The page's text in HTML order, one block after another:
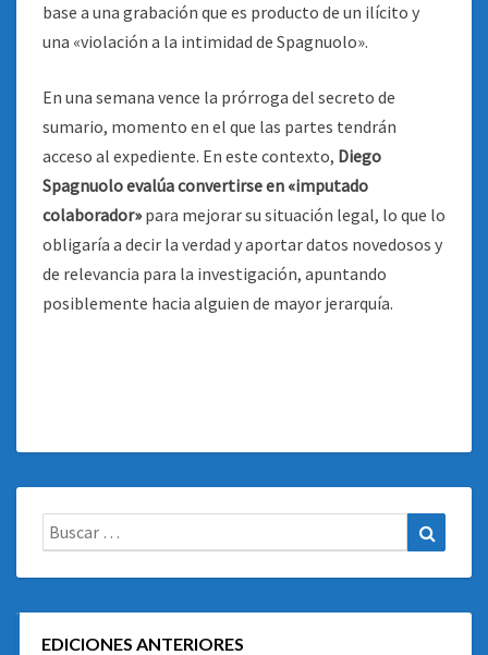
base a una grabación que es producto de un ilícito y
una «violación a la intimidad de Spagnuolo».
En una semana vence la prórroga del secreto de
sumario, momento en el que las partes tendrán
acceso al expediente. En este contexto, Diego
Spagnuolo evalúa convertirse en «imputado
colaborador»para mejorar su situación legal, lo que lo
obligaría a decir la verdad y aportar datos novedosos y
de relevancia para la investigación, apuntando
posiblemente hacia alguien de mayor jerarquía.
Buscar:
EDICIONES ANTERIORES